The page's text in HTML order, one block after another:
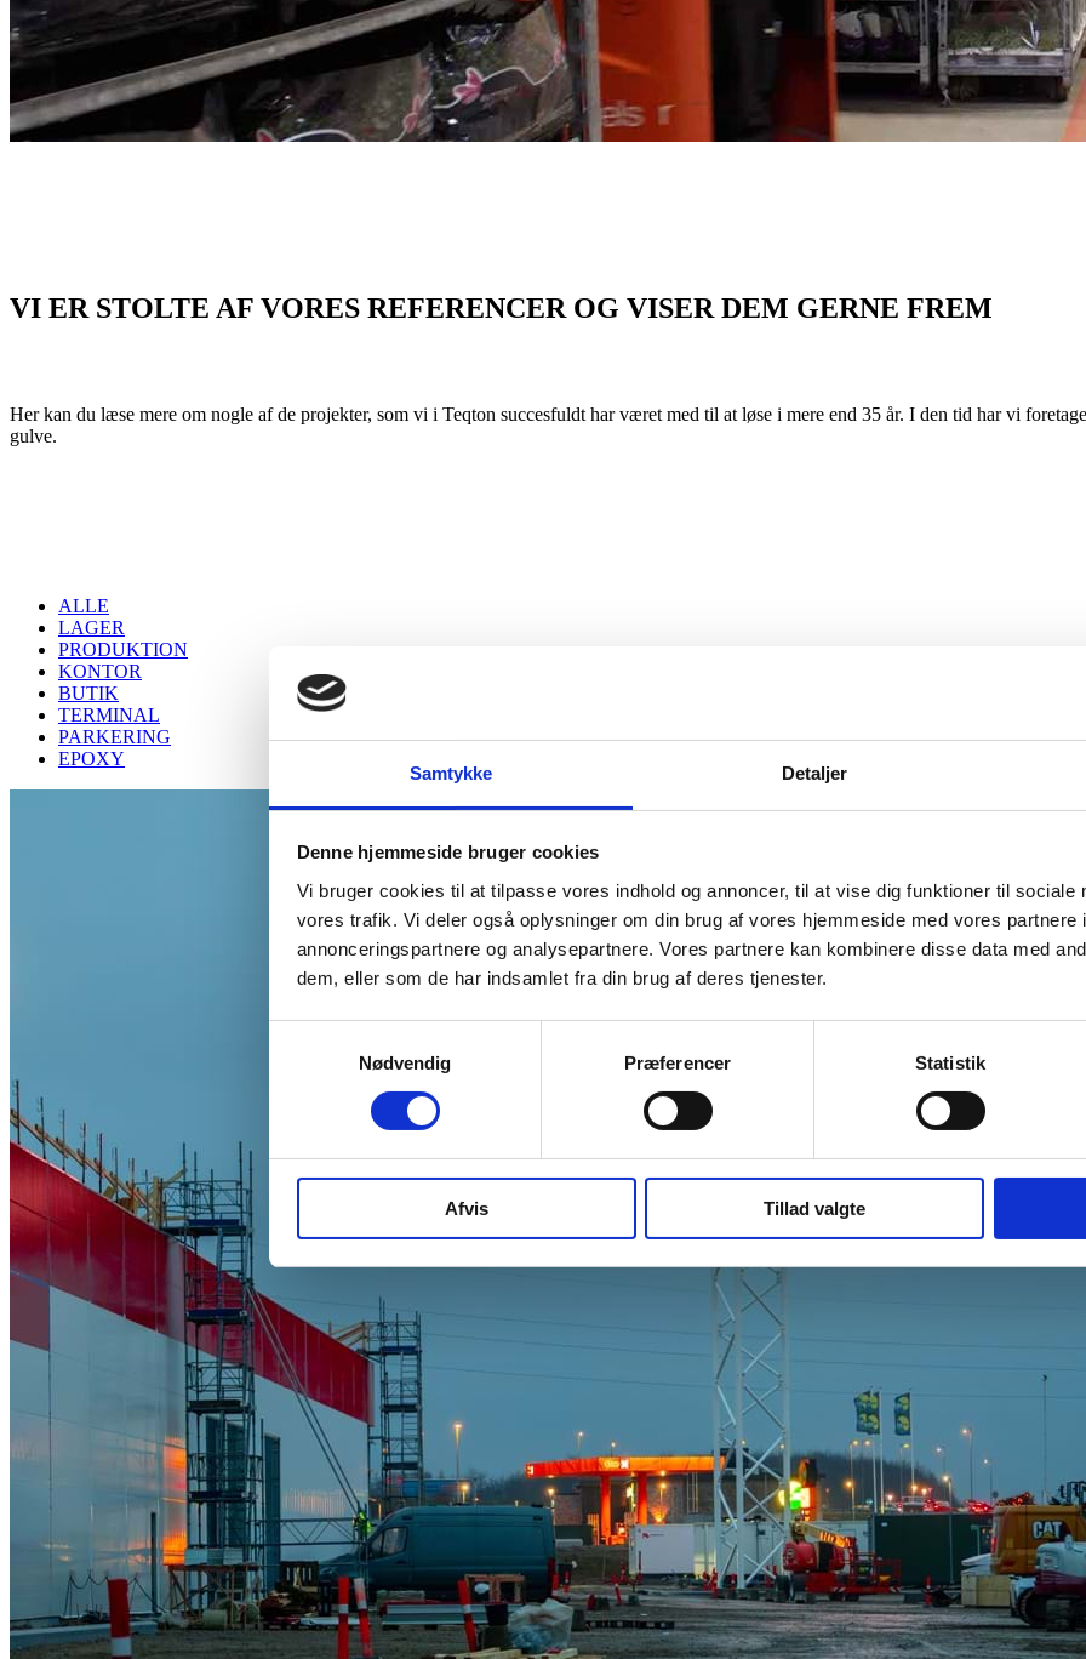
Samtykke Detaljer
Denne hjemmeside bruger cookies
Vi bruger cookies til at tilpasse vores indhold og annoncer, til at vise dig funktioner til sociale
vores trafik. Vi deler også oplysninger om din brug af vores hjemmeside med vores partnere
annonceringspartnere og analysepartnere. Vores partnere kan kombinere disse data med
dem, eller som de har indsamlet fra din brug af deres tjenester.
Nødvendig
Præferencer Statistik
Afvis Tillad valgte
VI ER STOLTE AF VORES REFERENCER OG VISER DEM GERNE FREM
Her kan du læse mere om nogle af de projekter, som vi i Teqton succesfuldt har været med til at løse i mere end 35 år. I den tid har vi
gulve.
ALLE
LAGER
PRODUKTION
KONTOR
BUTIK
TERMINAL
PARKERING
EPOXY